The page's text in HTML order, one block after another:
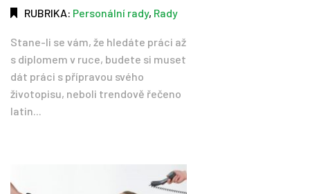
RUBRIKA: Personální rady, Rady
Stane-li se vám, že hledáte práci až
s diplomem v ruce, budete si muset
dát práci s přípravou svého
životopisu, neboli trendově řečeno
latin...